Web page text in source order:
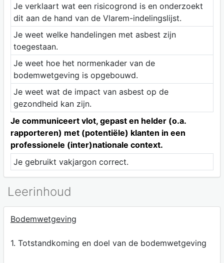
Je verklaart wat een risicogrond is en onderzoekt
dit aan de hand van de Vlarem-indelingslijst.
Je weet welke handelingen met asbest zijn
toegestaan.
Je weet hoe het normenkader van de
bodemwetgeving is opgebouwd.
Je weet wat de impact van asbest op de
gezondheid kan zijn.
Je communiceert vlot, gepast en helder (o.a.
rapporteren) met (potentiële) klanten in een
professionele (inter)nationale context.
Je gebruikt vakjargon correct.
Leerinhoud
Bodemwetgeving
1. Totstandkoming en doel van de bodemwetgeving